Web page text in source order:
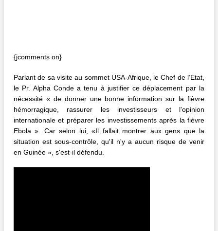
{jcomments on}
Parlant de sa visite au sommet USA-Afrique, le Chef de l’Etat,
le Pr. Alpha Conde a tenu à justifier ce déplacement par la
nécessité « de donner une bonne information sur la fièvre
hémorragique, rassurer les investisseurs et l'opinion
internationale et préparer les investissements après la fièvre
Ebola ». Car selon lui, «Il fallait montrer aux gens que la
situation est sous-contrôle, qu'il n'y a aucun risque de venir
en Guinée », s'est-il défendu.